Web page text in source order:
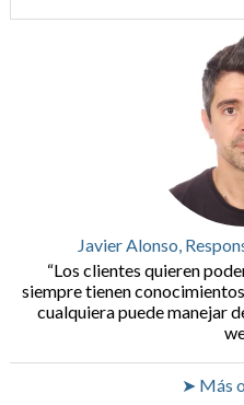
Javier Alonso,
Los clientes quieren
siempre tienen
cualquiera puede manejar
➤ Más